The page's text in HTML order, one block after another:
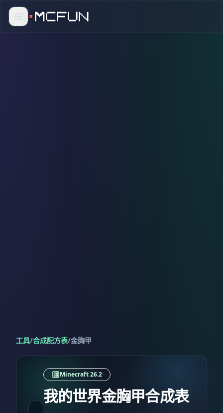
工具/合成配方表/金胸甲
Minecraft 26.2
我的世界金胸甲合成表